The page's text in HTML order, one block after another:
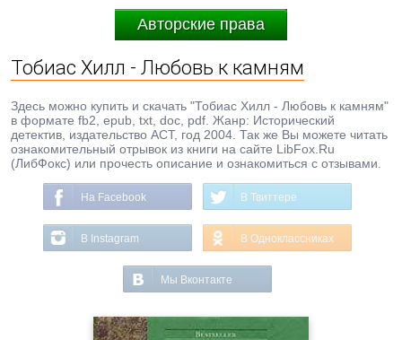
Авторские права
Тобиас Хилл - Любовь к камням
Здесь можно купить и скачать "Тобиас Хилл - Любовь к камням"
в формате fb2, epub, txt, doc, pdf. Жанр: Исторический
детектив, издательство АСТ, год 2004. Так же Вы можете читать
ознакомительный отрывок из книги на сайте LibFox.Ru
(ЛибФокс) или прочесть описание и ознакомиться с отзывами.
На Facebook В Твиттере
В Instagram В Одноклассниках
Мы Вконтакте